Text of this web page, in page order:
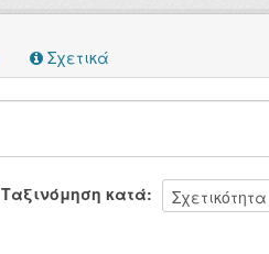
Σχετικά
Ταξινόμηση κατά